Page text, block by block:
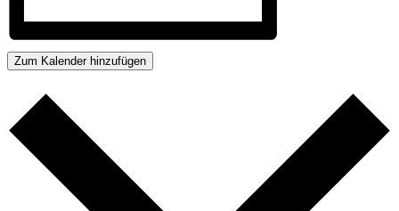
Zum Kalender hinzufügen